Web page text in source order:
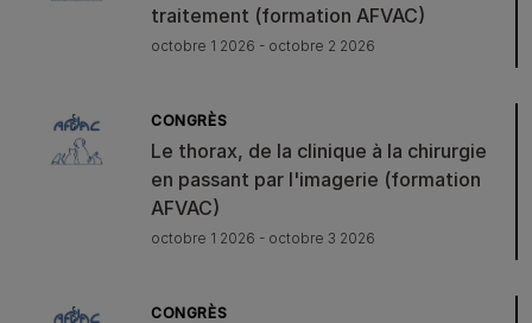
traitement (formation AFVAC)
octobre 1 2026 - octobre 2 2026
CONGRÈS
Le thorax, de la clinique à la chirurgie
en passant par l'imagerie (formation
AFVAC)
octobre 1 2026 - octobre 3 2026
CONGRÈS